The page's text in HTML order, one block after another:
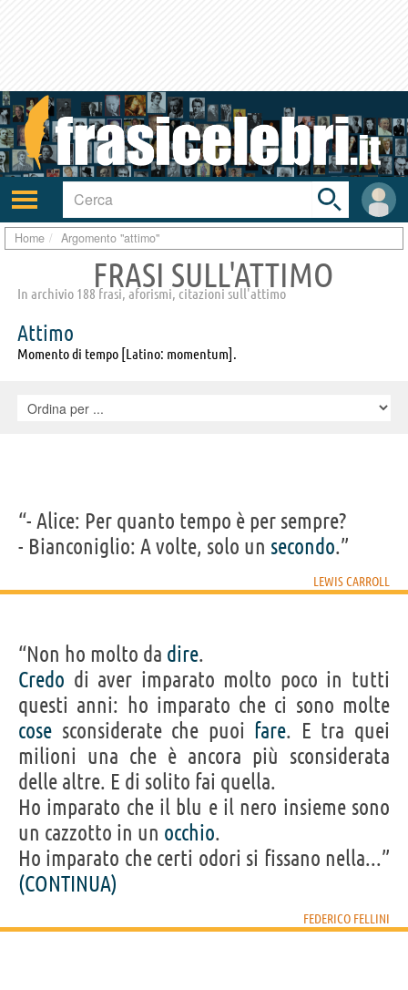
Attiva/disattiva
navigazione
User
area
Toggle
search
bar
Home Argomento "attimo"
FRASI SULL'ATTIMO
In archivio 188 frasi, aforismi, citazioni sull'attimo
Attimo
Momento di tempo [Latino: momentum].
“- Alice: Per quanto tempo è per sempre?
- Bianconiglio: A volte, solo un secondo.”
LEWIS CARROLL
“Non ho molto da dire.
Credo di aver imparato molto poco in tutti
questi anni: ho imparato che ci sono molte
cose sconsiderate che puoi fare. E tra quei
milioni una che è ancora più sconsiderata
delle altre. E di solito fai quella.
Ho imparato che il blu e il nero insieme sono
un cazzotto in un occhio.
Ho imparato che certi odori si fissano nella...”
(CONTINUA)
FEDERICO FELLINI